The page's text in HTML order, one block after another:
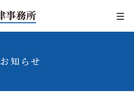
お知らせ